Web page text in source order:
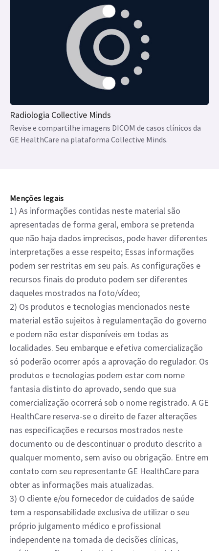
Radiologia Collective Minds
Revise e compartilhe imagens DICOM de casos clínicos da
GE HealthCare na plataforma Collective Minds.
Menções legais
1) As informações contidas neste material são
apresentadas de forma geral, embora se pretenda
que não haja dados imprecisos, pode haver diferentes
interpretações a esse respeito; Essas informações
podem ser restritas em seu país. As configurações e
recursos finais do produto podem ser diferentes
daqueles mostrados na foto/vídeo;
2) Os produtos e tecnologias mencionados neste
material estão sujeitos à regulamentação do governo
e podem não estar disponíveis em todas as
localidades. Seu embarque e efetiva comercialização
só poderão ocorrer após a aprovação do regulador. Os
produtos e tecnologias podem estar com nome
fantasia distinto do aprovado, sendo que sua
comercialização ocorrerá sob o nome registrado. A GE
HealthCare reserva-se o direito de fazer alterações
nas especificações e recursos mostrados neste
documento ou de descontinuar o produto descrito a
qualquer momento, sem aviso ou obrigação. Entre em
contato com seu representante GE HealthCare para
obter as informações mais atualizadas.
3) O cliente e/ou fornecedor de cuidados de saúde
tem a responsabilidade exclusiva de utilizar o seu
próprio julgamento médico e profissional
independente na tomada de decisões clínicas,